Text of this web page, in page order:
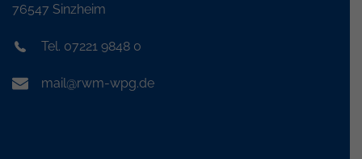
76547 Sinzheim
Tel. 07221 9848 0
mail@rwm-wpg.de